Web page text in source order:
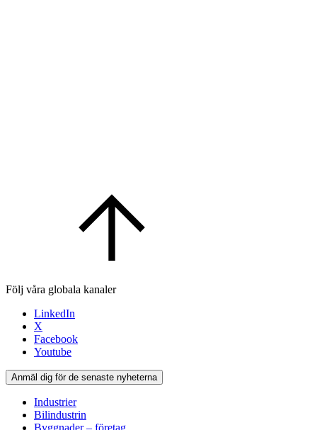
Följ våra globala kanaler
LinkedIn
X
Facebook
Youtube
Anmäl dig för de senaste nyheterna
Industrier
Bilindustrin
Byggnader – företag